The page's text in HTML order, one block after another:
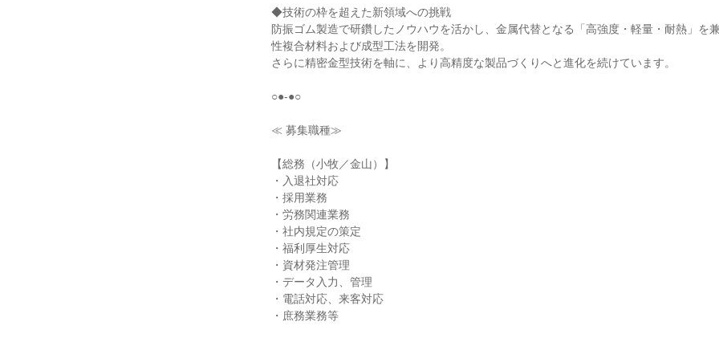
◆技術の枠を超えた新領域への挑戦
防振ゴム製造で研鑽したノウハウを活かし、金属代替となる「高強度・軽量・耐熱」を
性複合材料および成型工法を開発。
さらに精密金型技術を軸に、より高精度な製品づくりへと進化を続けています。
○●-●○
≪ 募集職種≫
【総務（小牧／金山）】
・入退社対応
・採用業務
・労務関連業務
・社内規定の策定
・福利厚生対応
・資材発注管理
・データ入力、管理
・電話対応、来客対応
・庶務業務等